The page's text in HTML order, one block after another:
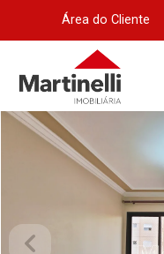
Área do Cliente